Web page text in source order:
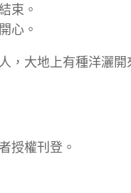
束。
心。
，大地上有種洋灑開
授權刊登。